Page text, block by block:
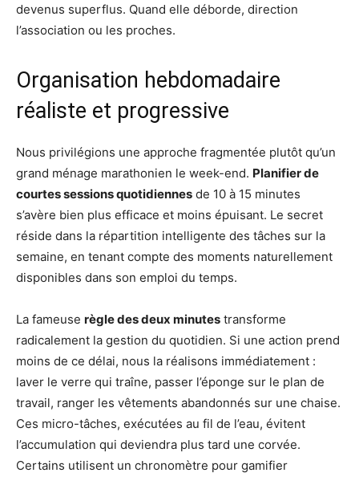
devenus superflus. Quand elle déborde, direction
l’association ou les proches.
Organisation hebdomadaire
réaliste et progressive
Nous privilégions une approche fragmentée plutôt qu’un
grand ménage marathonien le week-end. Planifier de
courtes sessions quotidiennes de 10 à 15 minutes
s’avère bien plus efficace et moins épuisant. Le secret
réside dans la répartition intelligente des tâches sur la
semaine, en tenant compte des moments naturellement
disponibles dans son emploi du temps.
La fameuse règle des deux minutes transforme
radicalement la gestion du quotidien. Si une action prend
moins de ce délai, nous la réalisons immédiatement :
laver le verre qui traîne, passer l’éponge sur le plan de
travail, ranger les vêtements abandonnés sur une chaise.
Ces micro-tâches, exécutées au fil de l’eau, évitent
l’accumulation qui deviendra plus tard une corvée.
Certains utilisent un chronomètre pour gamifier